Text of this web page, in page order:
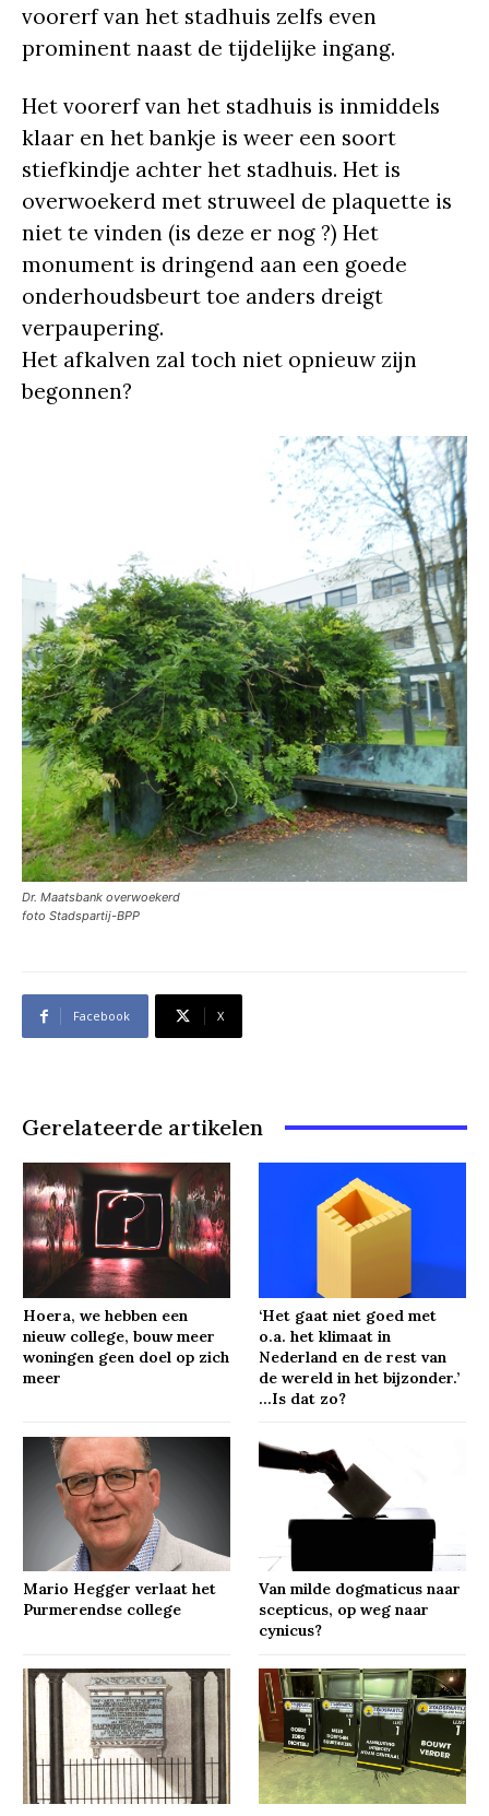
voorerf van het stadhuis zelfs even
prominent naast de tijdelijke ingang.
Het voorerf van het stadhuis is inmiddels
klaar en het bankje is weer een soort
stiefkindje achter het stadhuis. Het is
overwoekerd met struweel de plaquette is
niet te vinden (is deze er nog ?) Het
monument is dringend aan een goede
onderhoudsbeurt toe anders dreigt
verpaupering.
Het afkalven zal toch niet opnieuw zijn
begonnen?
Dr. Maatsbank overwoekerd
foto Stadspartij-BPP
Facebook X
Gerelateerde artikelen
Hoera, we hebben een
nieuw college, bouw meer
woningen geen doel op zich
meer
‘Het gaat niet goed met
o.a. het klimaat in
Nederland en de rest van
de wereld in het bijzonder.’
…Is dat zo?
Mario Hegger verlaat het
Purmerendse college
Van milde dogmaticus naar
scepticus, op weg naar
cynicus?